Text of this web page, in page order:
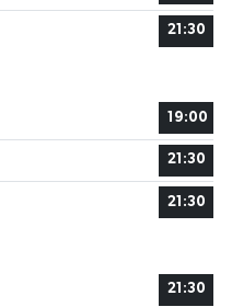
21:30
19:00
21:30
21:30
21:30